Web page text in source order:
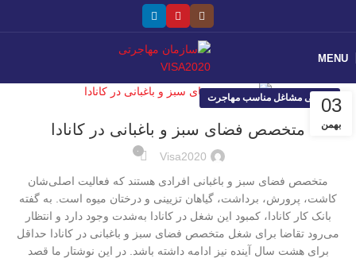
MENU
03
بهمن
معرفی مشاغل مناسب مهاجرت
متخصص فضای سبز و باغبانی در کانادا
Visa2020 ۰
متخصص فضای سبز و باغبانی افرادی هستند که فعالیت اصلی‌شان
کاشت، پرورش، برداشت، گیاهان تزیینی و درختان میوه است. به گفته
بانک کار کانادا، کمبود این شغل در کانادا به‌شدت وجود دارد و انتظار
می‌رود تقاضا برای شغل متخصص فضای سبز و باغبانی در کانادا حداقل
برای هشت سال آینده نیز ادامه داشته باشد. در این نوشتار ما قصد